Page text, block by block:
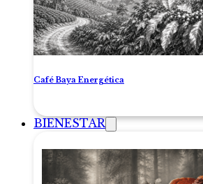
Café Baya Energética
BIENESTAR